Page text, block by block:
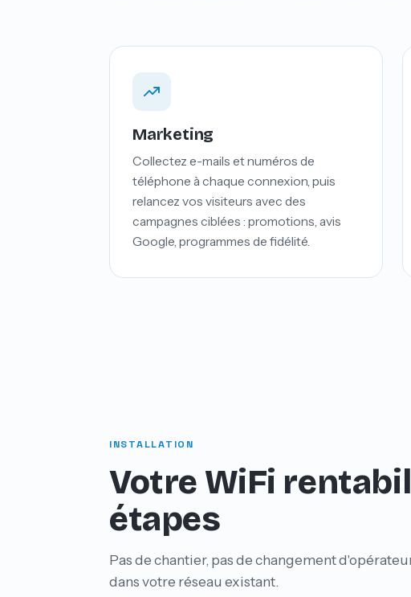
Marketing
Collectez e-mails et numéros de
téléphone à chaque connexion, puis
relancez vos visiteurs avec des
campagnes ciblées : promotions, avis
Google, programmes de fidélité.
INSTALLATION
Votre WiFi
étapes
Pas de chantier, pas de changement
dans votre réseau existant.